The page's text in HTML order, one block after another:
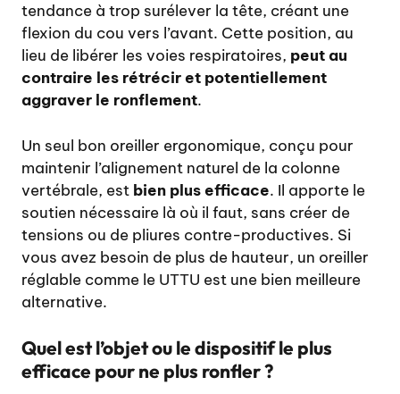
tendance à trop surélever la tête, créant une
flexion du cou vers l’avant. Cette position, au
lieu de libérer les voies respiratoires, peut au
contraire les rétrécir et potentiellement
aggraver le ronflement.
Un seul bon oreiller ergonomique, conçu pour
maintenir l’alignement naturel de la colonne
vertébrale, est bien plus efficace. Il apporte le
soutien nécessaire là où il faut, sans créer de
tensions ou de pliures contre-productives. Si
vous avez besoin de plus de hauteur, un oreiller
réglable comme le UTTU est une bien meilleure
alternative.
Quel est l’objet ou le dispositif le plus
efficace pour ne plus ronfler ?